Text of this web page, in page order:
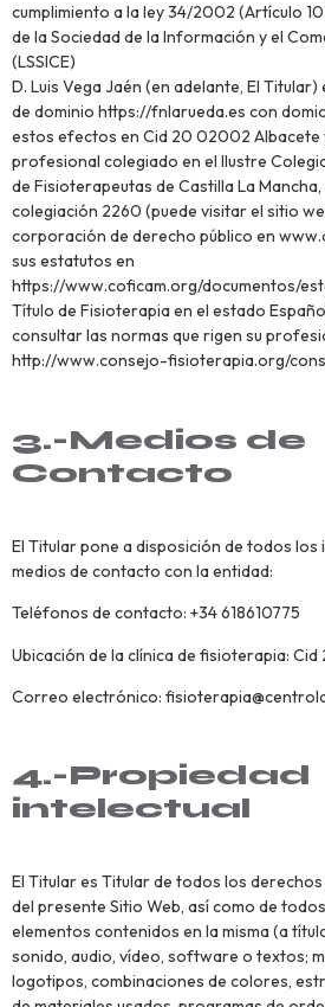
cumplimiento a la ley 34/2002 (Artículo
de la Sociedad de la Información y el
(LSSICE)
D. Luis Vega Jaén (en adelante, El
de dominio https://fnlarueda.es con
estos efectos en Cid 20 02002 Albacete
profesional colegiado en el Ilustre
de Fisioterapeutas de Castilla La
colegiación 2260 (puede visitar el sitio
corporación de derecho público en
sus estatutos en
https://www.coficam.org/documentos/
Título de Fisioterapia en el estado
consultar las normas que rigen su
http://www.consejo-fisioterapia.org/
3.-Medios de
Contacto
El Titular pone a disposición de todos
medios de contacto con la entidad:
Teléfonos de contacto: +34 618610775
Ubicación de la clínica de fisioterapia:
Correo electrónico:
4.-Propiedad
intelectual
El Titular es Titular de todos los
del presente Sitio Web, así como de
elementos contenidos en la misma (a
sonido, audio, vídeo, software o textos;
logotipos, combinaciones de colores,